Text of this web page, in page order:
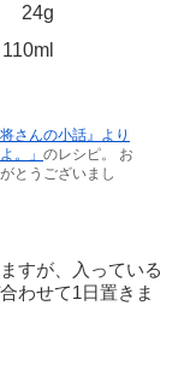
24g
110ml
さんの小話』より
。」 のレシピ。 お
とうございまし
すが、入っている
わせて1日置きま